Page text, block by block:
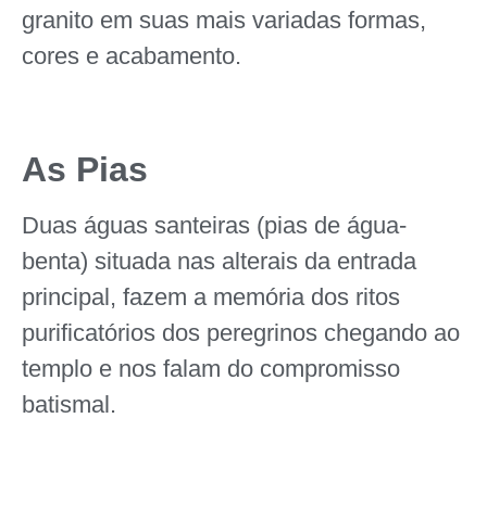
granito em suas mais variadas formas,
cores e acabamento.
As Pias
Duas águas santeiras (pias de água-
benta) situada nas alterais da entrada
principal, fazem a memória dos ritos
purificatórios dos peregrinos chegando ao
templo e nos falam do compromisso
batismal.